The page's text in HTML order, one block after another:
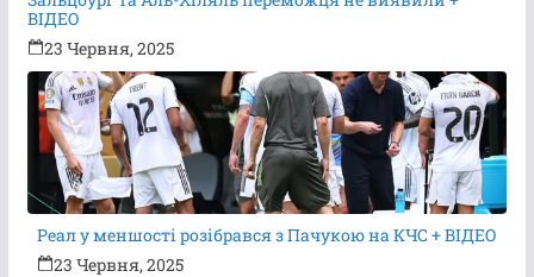
ВІДЕО
23 Червня, 2025
Реал у меншості розібрався з Пачукою на КЧС + ВІДЕО
23 Червня, 2025